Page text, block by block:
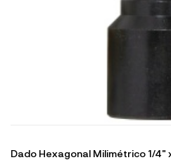
Dado Hexagonal Milimétrico 1/4"